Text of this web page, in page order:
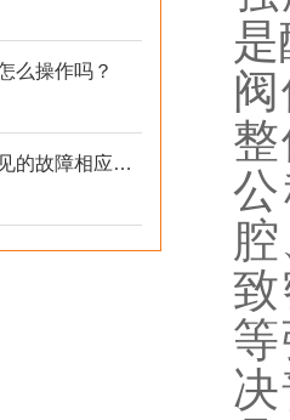
么操作吗？
隔爆型矿用电动蝶阀常见的故障相应解决方法